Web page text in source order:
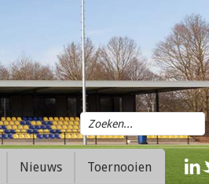
Nieuws Toernooien